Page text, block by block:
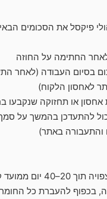
עשוי להשתנות בהתאם
והעברת חומרים מצד
מלא בהעברה בנקאית
פיקסל את הסכומים
בסיום העבודה (לאחר
לאחסון הלקוח)
אחסון או תחזוקה שנקבעו
להתעדכן בהמשך על
והתעבורה באתר)
השלמת האתר צפויה תוך
בכפוף להעברת כל